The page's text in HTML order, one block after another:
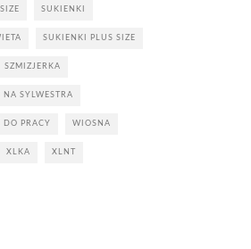
SUKIENKI
SUKIENKI PLUS SIZE
SZMIZJERKA
SYLWESTRA
DO PRACY WIOSNA
XLKA XLNT